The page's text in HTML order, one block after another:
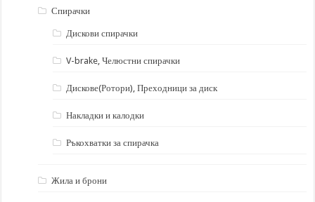
Спирачки
Дискови спирачки
V-brake, Челюстни спирачки
Дискове(Ротори), Преходници за диск
Накладки и калодки
Ръкохватки за спирачка
Жила и брони